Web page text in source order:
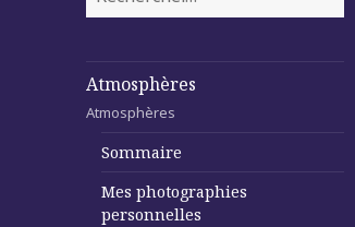
Atmosphères
Atmosphères
Sommaire
Mes photographies
personnelles